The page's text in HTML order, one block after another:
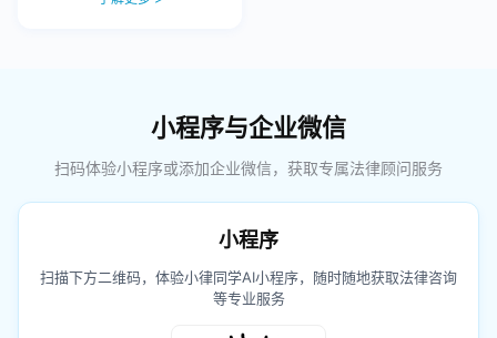
小程序与企业微信
扫码体验小程序或添加企业微信，获取专属法律顾问服务
小程序
扫描下方二维码，体验小律同学AI小程序，随时随地获取法律咨询
等专业服务